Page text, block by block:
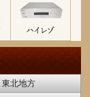
東北地方